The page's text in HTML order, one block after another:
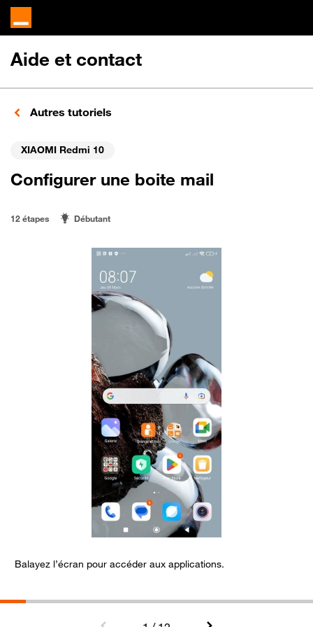
Aide et contact
Autres tutoriels
XIAOMI Redmi 10
Configurer une boite mail
12 étapes Débutant
Balayez l’écran pour accéder aux applications.